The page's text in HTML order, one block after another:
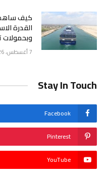
كيف
وبحمولات تصل
7 أغسطس، 2026
Stay In Touch
Facebook
Pinterest
YouTube